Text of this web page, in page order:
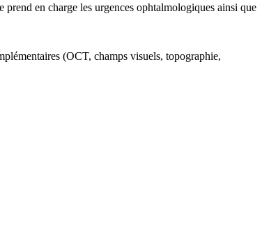
en charge les urgences ophtalmologiques ainsi que
(OCT, champs visuels, topographie,